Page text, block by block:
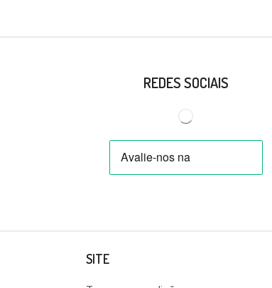
REDES SOCIAIS
SITE